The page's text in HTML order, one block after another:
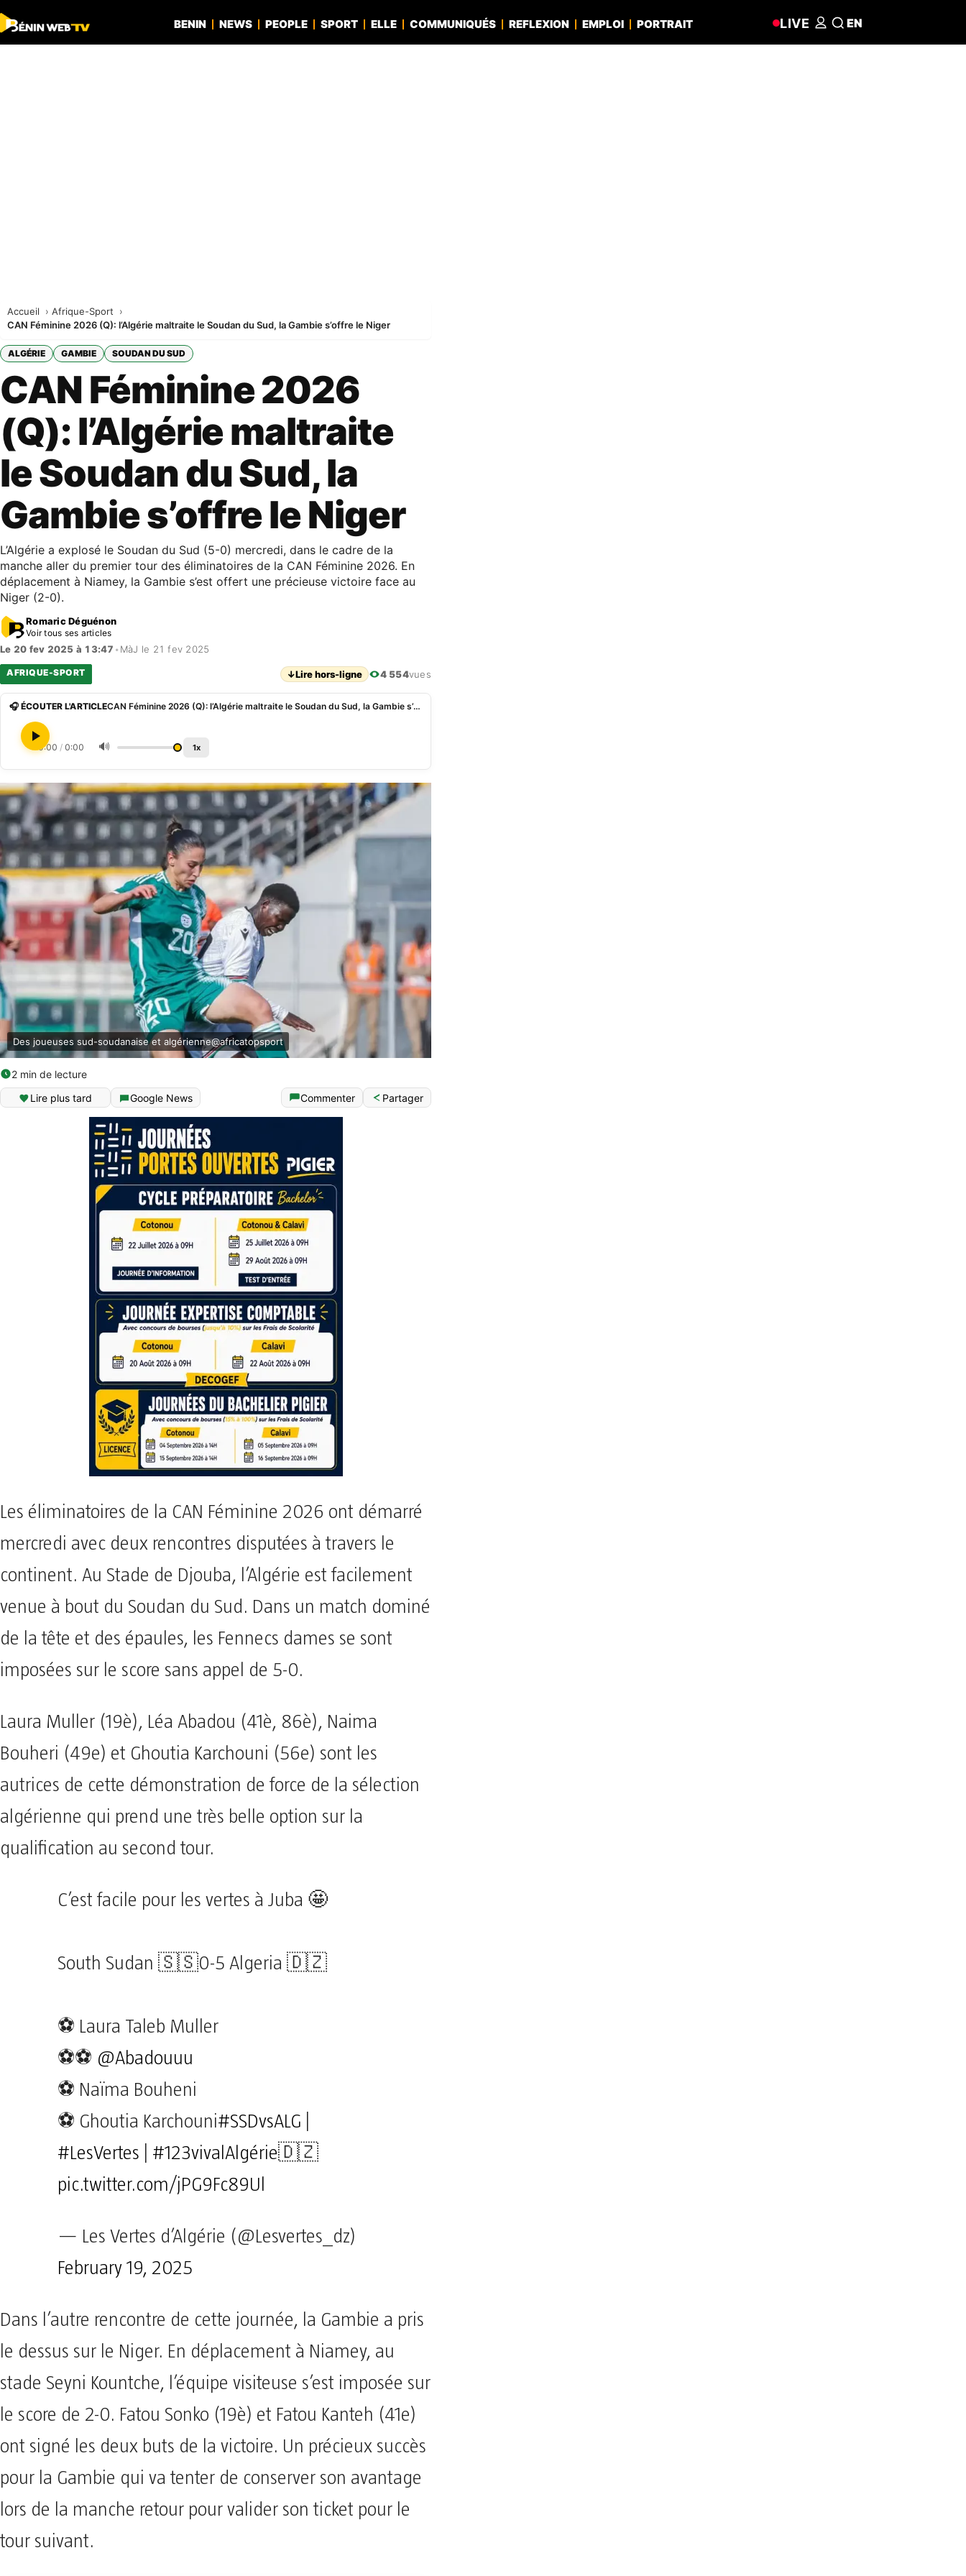
BENIN NEWS PEOPLE SPORT ELLE COMMUNIQUÉS REFLEXION EMPLOI PORTRAIT LIVE EN
Accueil
Afrique-Sport
CAN Féminine 2026 (Q): l’Algérie maltraite le Soudan du Sud, la Gambie s’offre le Niger
ALGÉRIE GAMBIE SOUDAN DU SUD
CAN Féminine 2026
(Q): l’Algérie maltraite
le Soudan du Sud, la
Gambie s’offre le Niger
L’Algérie a explosé le Soudan du Sud (5-0) mercredi, dans le cadre de la
manche aller du premier tour des éliminatoires de la CAN Féminine 2026. En
déplacement à Niamey, la Gambie s’est offert une précieuse victoire face au
Niger (2-0).
Romaric Déguénon
Voir tous ses articles
Le 20 fev 2025 à 13:47 • MàJ le 21 fev 2025
AFRIQUE-SPORT ↓Lire hors-ligne 4 554vues
🎧 ÉCOUTER L'ARTICLE CAN Féminine 2026 (Q): l’Algérie maltraite le Soudan du Sud, la Gambie s’offre le Niger
0:00 / 0:00 🔊 1x
Des joueuses sud-soudanaise et algérienne@africatopsport
2 min de lecture
Lire plus tard
Google News Commenter Partager
Les éliminatoires de la CAN Féminine 2026 ont démarré
mercredi avec deux rencontres disputées à travers le
continent. Au Stade de Djouba, l’Algérie est facilement
venue à bout du Soudan du Sud. Dans un match dominé
de la tête et des épaules, les Fennecs dames se sont
imposées sur le score sans appel de 5-0.
Laura Muller (19è), Léa Abadou (41è, 86è), Naima
Bouheri (49e) et Ghoutia Karchouni (56e) sont les
autrices de cette démonstration de force de la sélection
algérienne qui prend une très belle option sur la
qualification au second tour.
C’est facile pour les vertes à Juba 🤩
South Sudan 🇸🇸0-5 Algeria 🇩🇿
⚽️ Laura Taleb Muller
⚽️⚽️ @Abadouuu
⚽️ Naïma Bouheni
⚽️ Ghoutia Karchouni#SSDvsALG
#LesVertes
#123vivalAlgérie🇩🇿
pic.twitter.com/jPG9Fc89Ul
— Les Vertes d’Algérie (@Lesvertes_dz)
February 19, 2025
Dans l’autre rencontre de cette journée, la Gambie a pris
le dessus sur le Niger. En déplacement à Niamey, au
stade Seyni Kountche, l’équipe visiteuse s’est imposée sur
le score de 2-0. Fatou Sonko (19è) et Fatou Kanteh (41e)
ont signé les deux buts de la victoire. Un précieux succès
pour la Gambie qui va tenter de conserver son avantage
lors de la manche retour pour valider son ticket pour le
tour suivant.